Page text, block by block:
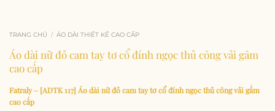
TRANG CHỦ / ÁO DÀI THIẾT KẾ CAO CẤP
Áo dài nữ đỏ cam tay tơ cổ đính ngọc thủ công vải gâm
cao cấp
Fatraly – [ADTK 117] Áo dài nữ đỏ cam tay tơ cổ đính ngọc thủ công vải gấm
cao cấp